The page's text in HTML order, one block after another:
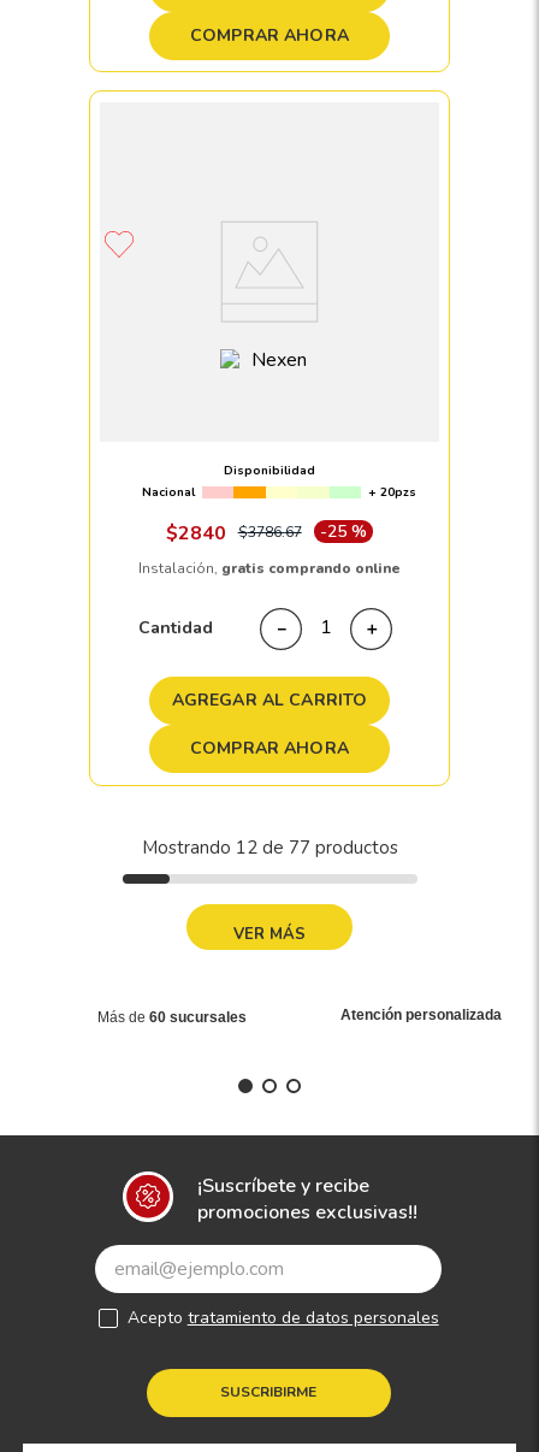
COMPRAR AHORA
Disponibilidad
Nacional
+ 20pzs
$2840 $3786.67 -25 %
Instalación, gratis comprando online
Cantidad ＋
－
AGREGAR AL CARRITO
COMPRAR AHORA
Mostrando 12 de 77
MOSTRAR MÁS
Más de 60 sucursales Atención personalizada
¡Suscríbete y recibe
promociones exclusivas!!
SUSCRIBIRME
Acepto tratamiento de datos personales